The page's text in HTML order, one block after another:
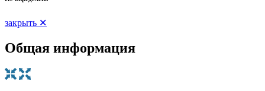
закрыть ✕
Общая информация